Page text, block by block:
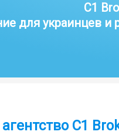
C1
для украинцев
агентство C1